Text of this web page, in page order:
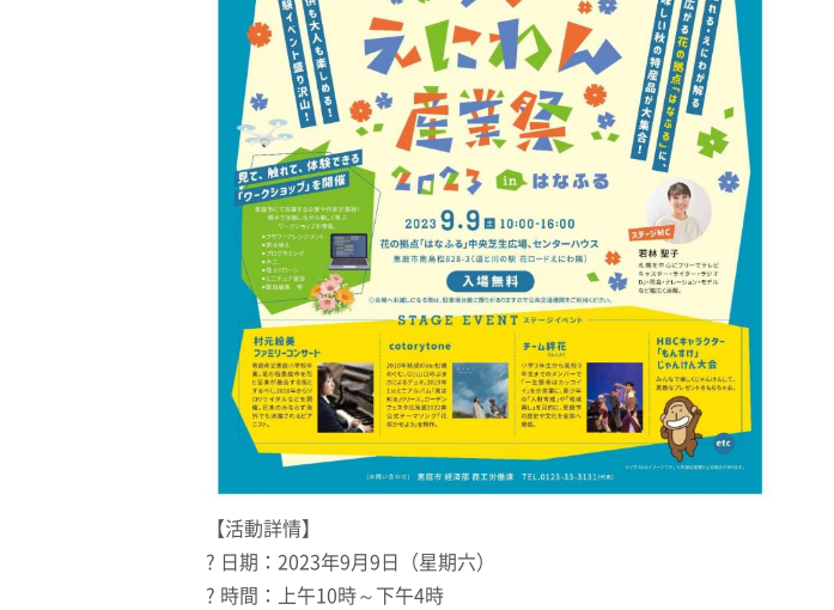
【活動詳情】
? 日期：2023年9月9日（星期六）
? 時間：上午10時～下午4時